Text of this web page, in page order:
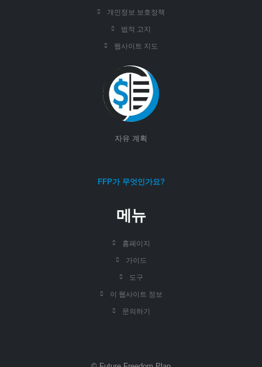
개인정보 보호정책
법적 고지
웹사이트 지도
자유 계획
FFP가 무엇인가요?
메뉴
홈페이지
가이드
도구
이 웹사이트 정보
문의하기